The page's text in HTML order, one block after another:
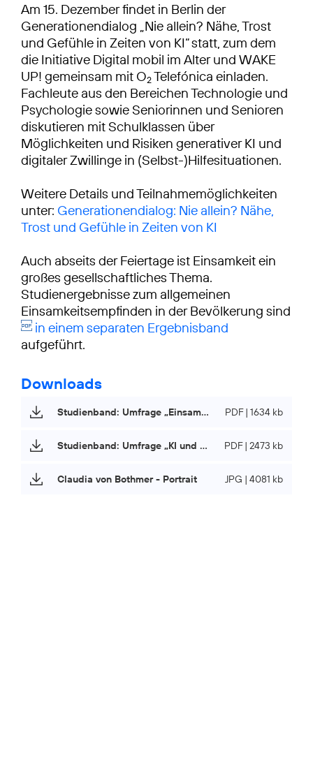
Am 15. Dezember findet in Berlin der
Generationendialog „Nie allein? Nähe, Trost
und Gefühle in Zeiten von KI“ statt, zum dem
die Initiative Digital mobil im Alter und WAKE
UP! gemeinsam mit O2Telefónica einladen.
Fachleute aus den Bereichen Technologie und
Psychologie sowie Seniorinnen und Senioren
diskutieren mit Schulklassen über
Möglichkeiten und Risiken generativer KI und
digitaler Zwillinge in (Selbst-)Hilfesituationen.
Weitere Details und Teilnahmemöglichkeiten
unter: Generationendialog: Nie allein? Nähe,
Trost und Gefühle in Zeiten von KI
Auch abseits der Feiertage ist Einsamkeit ein
großes gesellschaftliches Thema.
Studienergebnisse zum allgemeinen
Einsamkeitsempfinden in der Bevölkerung sind
in einem separaten Ergebnisband
aufgeführt.
Downloads
Studienband: Umfrage „Einsamkeit und Weihnachten“ PDF | 1634 kb
Studienband: Umfrage „KI und Einsamkeit“ PDF | 2473 kb
Claudia von Bothmer - Portrait JPG | 4081 kb